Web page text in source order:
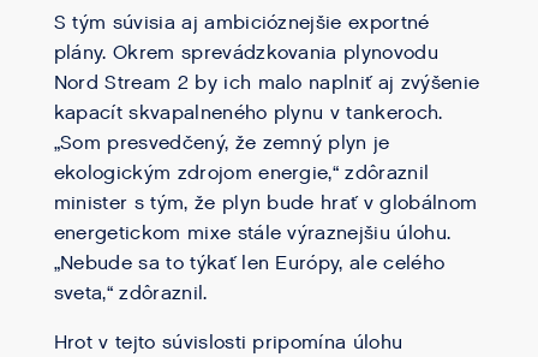
S tým súvisia aj ambicióznejšie exportné
plány. Okrem sprevádzkovania plynovodu
Nord Stream 2 by ich malo naplniť aj zvýšenie
kapacít skvapalneného plynu v tankeroch.
„Som presvedčený, že zemný plyn je
ekologickým zdrojom energie,“ zdôraznil
minister s tým, že plyn bude hrať v globálnom
energetickom mixe stále výraznejšiu úlohu.
„Nebude sa to týkať len Európy, ale celého
sveta,“ zdôraznil.
Hrot v tejto súvislosti pripomína úlohu